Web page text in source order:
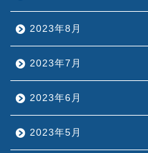
2023年8月
2023年7月
2023年6月
2023年5月